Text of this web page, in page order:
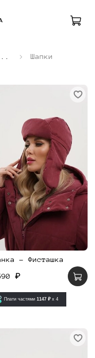
Шапки
- Фисташка
₽
Плати частями 1147 ₽ x 4